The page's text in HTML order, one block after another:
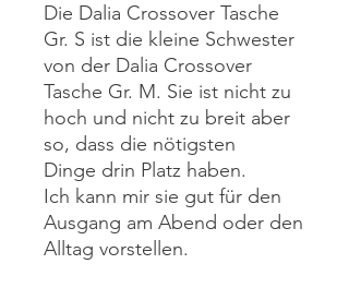
Die Dalia Crossover Tasche
Gr. S ist die kleine Schwester
von der Dalia Crossover
Tasche Gr. M. Sie ist nicht zu
hoch und nicht zu breit aber
so, dass die nötigsten
Dinge drin Platz haben.
Ich kann mir sie gut für den
Ausgang am Abend oder den
Alltag vorstellen.